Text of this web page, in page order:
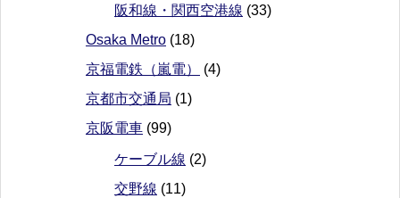
阪和線・関西空港線 (33)
Osaka Metro (18)
京福電鉄（嵐電）
(4)
京都市交通局 (1)
京阪電車 (99)
ケーブル線 (2)
交野線 (11)